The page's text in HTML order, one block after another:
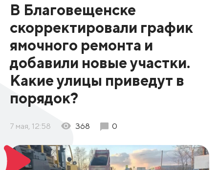
В Благовещенске
скорректировали график
ямочного ремонта и
добавили новые участки.
Какие улицы приведут в
порядок?
7 мая, 12:58 368 0